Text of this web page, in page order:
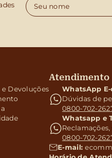
Devoluções
Atendimento
WhatsApp
Dúvidas de
0800-702-
Whatsapp e
0800-702-
E-mail: